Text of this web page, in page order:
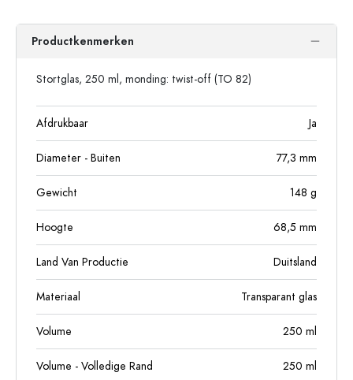
Productkenmerken
Stortglas, 250 ml, monding: twist-off (TO 82)
Afdrukbaar Ja
Diameter - Buiten 77,3 mm
Gewicht 148 g
Hoogte 68,5 mm
Land Van Productie Duitsland
Materiaal Transparant glas
Volume 250 ml
Volume - Volledige Rand 250 ml